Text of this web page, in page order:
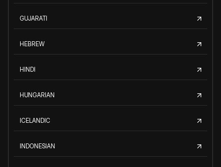
GUJARATI
HEBREW
HINDI
HUNGARIAN
ICELANDIC
INDONESIAN